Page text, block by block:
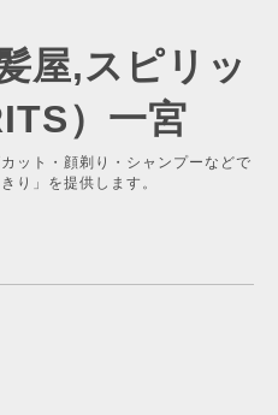
屋,スピリッ
）一宮
ット・顔剃り・シャンプーなどで
り」を提供します。